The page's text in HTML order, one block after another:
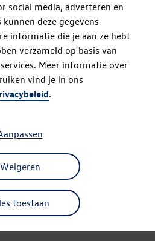
social media, adverteren en
deze gegevens
informatie die je aan ze hebt
verzameld op basis van
Meer informatie over
vind je in ons
.
toestaan
Weigeren
Oops!
Please try
Refresh